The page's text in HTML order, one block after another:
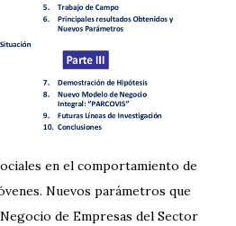
en el comportamiento de
Nuevos parámetros que
de Empresas del Sector